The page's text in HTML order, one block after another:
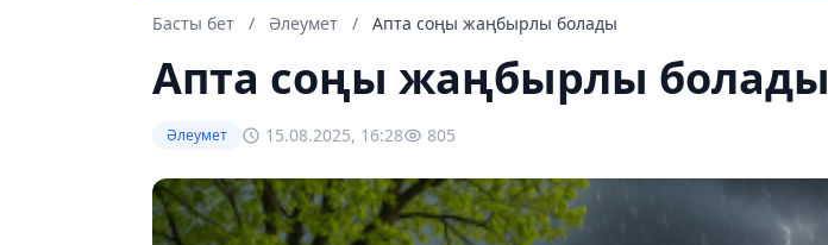
Басты бет / Әлеумет / Апта соңы жаңбырлы болады
Апта соңы жаңбырлы болады
Әлеумет 15.08.2025, 16:28 805